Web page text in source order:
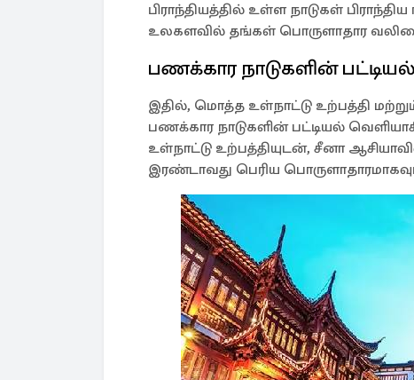
பிராந்தியத்தில் உள்ள நாடுகள்
உலகளவில் தங்கள் பொருளாதார
பணக்கார நாடுகளின் பட்டியல்
இதில், மொத்த உள்நாட்டு உற்பத்தி
பணக்கார நாடுகளின் பட்டியல்
உள்நாட்டு உற்பத்தியுடன், சீனா
இரண்டாவது பெரிய